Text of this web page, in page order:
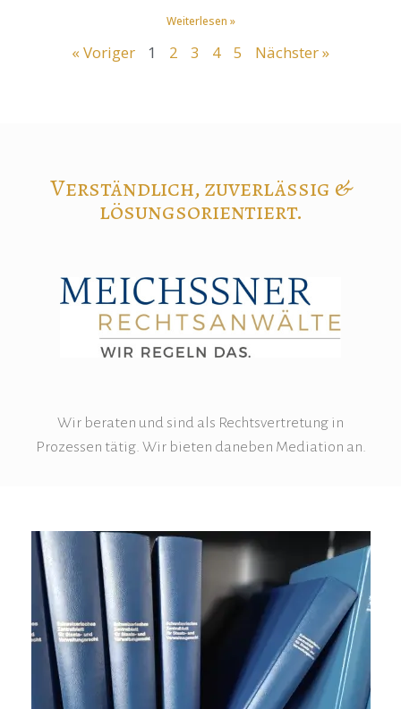
Weiterlesen »
« Voriger 1 2 3 4 5 Nächster »
Verständlich, zuverlässig &
lösungsorientiert.
Wir beraten und sind als Rechtsvertretung in
Prozessen tätig. Wir bieten daneben Mediation an.